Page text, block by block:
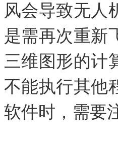
风会导致无人
是需再次重新
三维图形的计
不能执行其他
软件时，需要